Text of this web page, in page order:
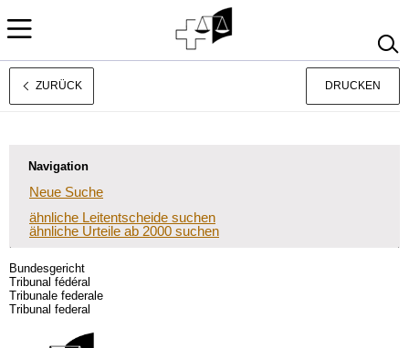
Français
ZURÜCK DRUCKEN
Navigation
Neue Suche
ähnliche Leitentscheide suchen
ähnliche Urteile ab 2000 suchen
Bundesgericht
Tribunal fédéral
Tribunale federale
Tribunal federal